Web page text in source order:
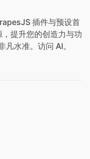
插件与预设首
提升您的创造力与功
凡水准。访问 AI。